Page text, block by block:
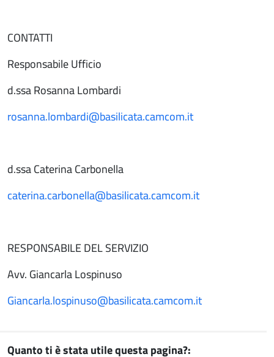
CONTATTI
Responsabile Ufficio
d.ssa Rosanna Lombardi
rosanna.lombardi@basilicata.camcom.it
d.ssa Caterina Carbonella
caterina.carbonella@basilicata.camcom.it
RESPONSABILE DEL SERVIZIO
Avv. Giancarla Lospinuso
Giancarla.lospinuso@basilicata.camcom.it
Quanto ti è stata utile questa pagina?